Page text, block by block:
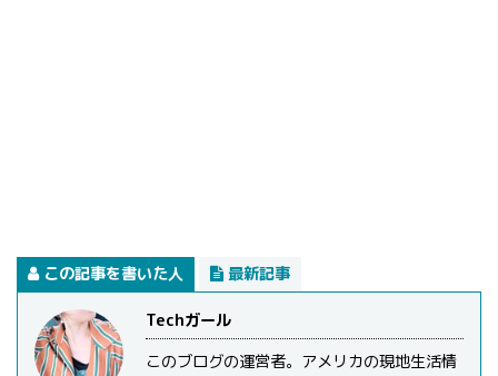
この記事を書いた人 最新記事
Techガール
このブログの運営者。アメリカの現地生活情